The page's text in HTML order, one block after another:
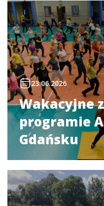
23.06.2026
Wakacyjne
programie
Gdańsku